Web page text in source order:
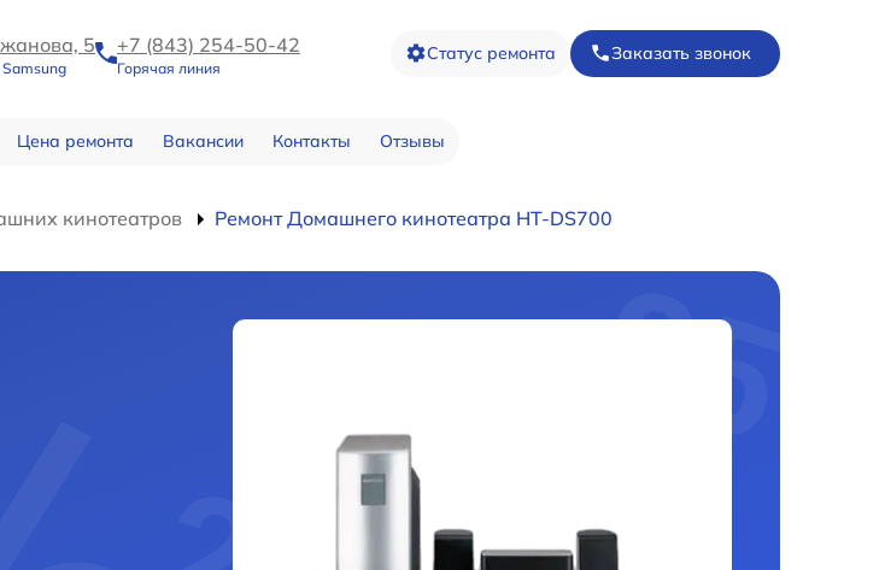
5 +7 (843) 254-50-42
Горячая линия
Статус ремонта Заказать звонок
Цена ремонта Вакансии Контакты Отзывы
кинотеатров Ремонт Домашнего кинотеатра HT-DS700